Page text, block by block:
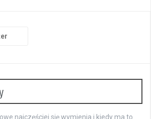
najczęściej się wymienia i kiedy ma to